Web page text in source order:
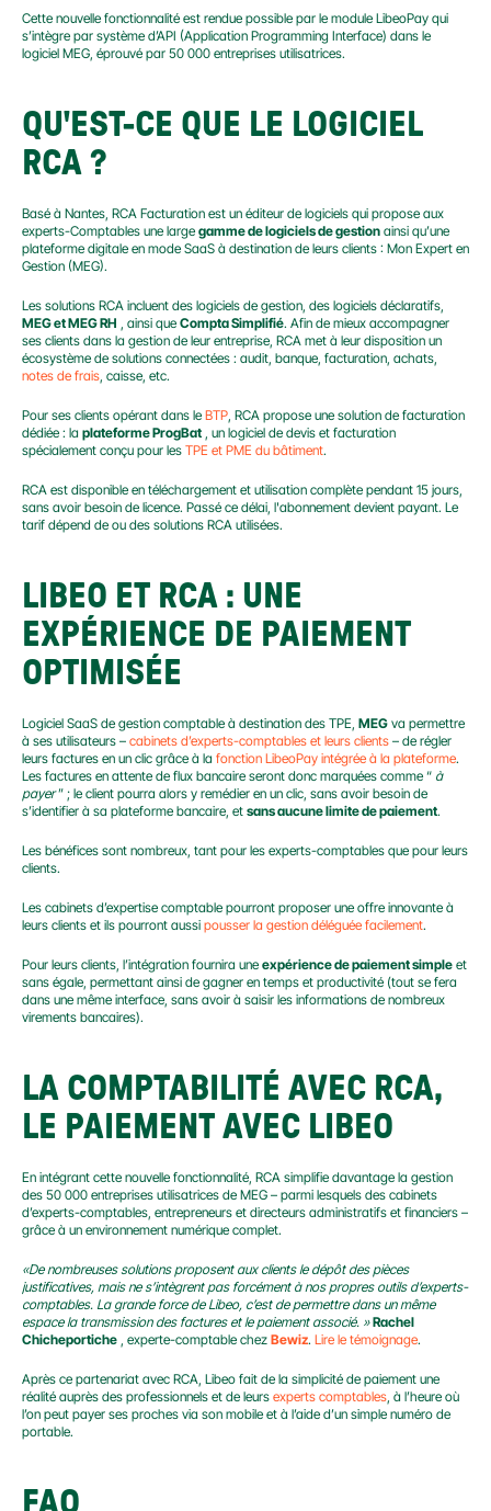
Cette nouvelle fonctionnalité est rendue possible par le module LibeoPay qui
s’intègre par système d’API (Application Programming Interface) dans le
logiciel MEG, éprouvé par 50 000 entreprises utilisatrices.
QU'EST-CE QUE LE LOGICIEL
RCA ?
Basé à Nantes, RCA Facturation est un éditeur de logiciels qui propose aux
experts-Comptables une large gamme de logiciels de gestion ainsi qu’une
plateforme digitale en mode SaaS à destination de leurs clients : Mon Expert en
Gestion (MEG).
MEG et MEG RH , ainsi que Compta Simplifié. Afin de mieux accompagner
ses clients dans la gestion de leur entreprise, RCA met à leur disposition un
notes de frais, caisse, etc.
Pour ses clients opérant dans le BTP, RCA propose une solution de facturation
dédiée : la plateforme ProgBat , un logiciel de devis et facturation
spécialement conçu pour les TPE et PME du bâtiment.
RCA est disponible en téléchargement et utilisation complète pendant 15 jours,
sans avoir besoin de licence. Passé ce délai, l'abonnement devient payant. Le
tarif dépend de ou des solutions RCA utilisées.
LIBEO ET RCA : UNE
EXPÉRIENCE DE PAIEMENT
OPTIMISÉE
Logiciel SaaS de gestion comptable à destination des TPE, MEG va permettre
à ses utilisateurs – cabinets d’experts-comptables et leurs clients – de régler
leurs factures en un clic grâce à la fonction LibeoPay intégrée à la plateforme.
Les factures en attente de flux bancaire seront donc marquées comme “ à
payer ” ; le client pourra alors y remédier en un clic, sans avoir besoin de
s’identifier à sa plateforme bancaire, et sans aucune limite de paiement.
Les bénéfices sont nombreux, tant pour les experts-comptables que pour leurs
clients.
Les cabinets d’expertise comptable pourront proposer une offre innovante à
leurs clients et ils pourront aussi pousser la gestion déléguée facilement.
Pour leurs clients, l’intégration fournira une expérience de paiement simple et
sans égale, permettant ainsi de gagner en temps et productivité (tout se fera
dans une même interface, sans avoir à saisir les informations de nombreux
virements bancaires).
LA COMPTABILITÉ AVEC RCA,
LE PAIEMENT AVEC LIBEO
En intégrant cette nouvelle fonctionnalité, RCA simplifie davantage la gestion
des 50 000 entreprises utilisatrices de MEG – parmi lesquels des cabinets
d’experts-comptables, entrepreneurs et directeurs administratifs et financiers –
grâce à un environnement numérique complet.
«De nombreuses solutions proposent aux clients le dépôt des pièces
justificatives, mais ne s’intègrent pas forcément à nos propres outils d’experts-
comptables. La grande force de Libeo, c’est de permettre dans un même
espace la transmission des factures et le paiement associé. » Rachel
Chicheportiche , experte-comptable chez Bewiz. Lire le témoignage.
Après ce partenariat avec RCA, Libeo fait de la simplicité de paiement une
réalité auprès des professionnels et de leurs experts comptables, à l’heure où
l’on peut payer ses proches via son mobile et à l’aide d’un simple numéro de
portable.
FAQ